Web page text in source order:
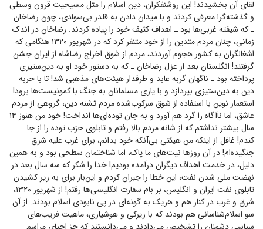
لقای آن بخشیدند! این روشنفکران، دین اسلام را مثل مسیحیت قرون وسطی
و گذشته‌گرا معرفی کردند و با میدان دادن به قلدر بی‌سوادی، چون رضاخان
ـ که شیفته غربی‌ها بود ـ اهداف کثیف خود را پیاده کردند. رضاخان در اندک
زمانی، چنان مردم متدین را از خود متنفر کرد که در شهریور ۱۳۲۰ هنگامی که
اشغالگران به کشور هجوم آوردند، مردم از شوق اخراج رضاشاه از ایران جشن
گرفتند! انگلستان بعد از عزل رضاخان ـ که به دستور خود او به دین‌ستیزی
پرداخته بود ـ ناگهان گربه عابد و طرفدار هیئت‌های مذهبی شد! تا با حربه
دین به دین‌ستیزی بپردازد و با یاری مسلمانان به جنگ با کمونیست‌ها برود!
استعمار نوین با استفاده از شوق سرکوب‌شده مردم تشنه دین، گروهی از مردم
عاشق، اما ناآگاه را گرد هم آورد و به جان توده‌ای‌ها انداخت! خود من هنوز ۱۴
سال بیشتر نداشتم که از شانه مردم بالا رفتم و تابلوی حزب توده را از جا
کندم! غافل از اینکه من هیئتی بی‌آنکه خود بدانم، برای غرب علیه شرق
جنگیده‌ام! در آن روز‌ها نیت‌های ما پاک، اما شناختمان سطحی بود و به همین
دلیل، در خدمت اهداف دیگران درآمده بودیم! خدا را شکر که سه سال بعد در
نهضت ملی شدن نفت، این خطا را جبران کردم و این‌بار برای به زیر کشیدن
تابلوی نفت ایران و انگلیس، بر بام سفارت انگلیسی‌ها رفتم! از شهریور ۱۳۲۰،
شرق و غرب در کنار هم و هریک به گونه‌ای در پی نابودی اسلام بودند. از آن
سو اسلام‌شناسانی هم بودند که با زیرکی و هوشیاری، ماهیت فریب‌های